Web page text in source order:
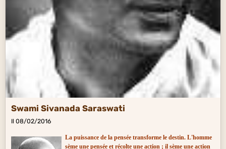
Swami Sivanada Saraswati​
Il 08/02/2016
La puissance de la pensée transforme le destin. L'homme
sème une pensée et récolte une action ; il sème une action